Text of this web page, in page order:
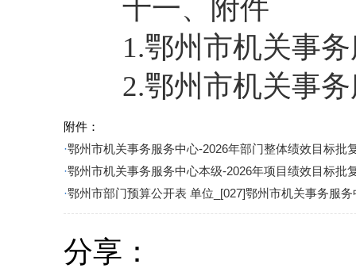
十一、附件
1.鄂州市机关事务
2.鄂州市机关事务
附件：
·鄂州市机关事务服务中心-2026年部门整体绩效目标批
·鄂州市机关事务服务中心本级-2026年项目绩效目标批
·鄂州市部门预算公开表 单位_[027]鄂州市机关事务服
分享：